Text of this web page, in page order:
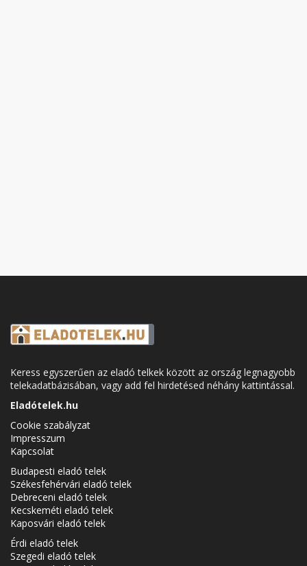
Keress egyszerűen az eladó telkek között az ország legnagyobb
telekadatbázisában, vagy add fel hirdetésed néhány kattintással.
Eladótelek.hu
Cookie szabályzat
Impresszum
Kapcsolat
Budapesti eladó telek
Székesfehérvári eladó telek
Debreceni eladó telek
Kecskeméti eladó telek
Kaposvári eladó telek
Érdi eladó telek
Szegedi eladó telek